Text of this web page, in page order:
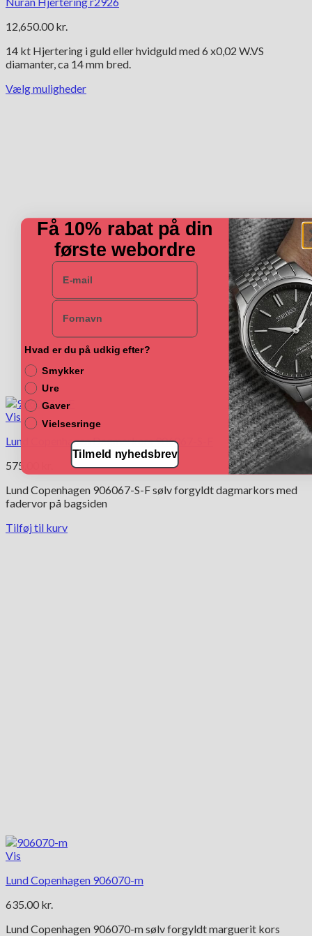
12,650.00 kr.
14 kt Hjertering i guld eller hvidguld med 6 x0,02 W.VS
diamanter, ca 14 mm bred.
Vælg muligheder
varesiden
Vis
Lund Copenhagen Dagmarkors 906067-S-F
575.00
Lund Copenhagen 906067-S-F sølv forgyldt dagmarkors med
fadervor på bagsiden
Tilføj til kurv
Vis
Lund Copenhagen 906070-m
635.00 kr.
Lund Copenhagen 906070-m sølv forgyldt marguerit kors
Få 10% rabat på din
første webordre
E-mail
Navn
Hvad er du på udkig efter?
Smykker
Ure
Gaver
Vielsesringe
Tilmeld nyhedsbrev